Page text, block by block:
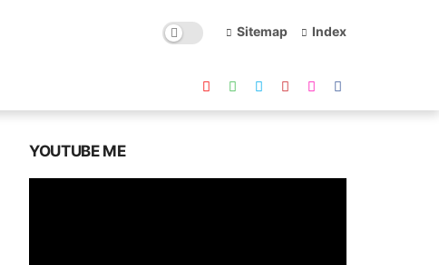
Sitemap Index
YOUTUBE ME